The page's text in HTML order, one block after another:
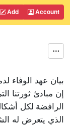
Add Account
بيان عهد الوفاء
إن مبادئ ثورتنا
الرافضة لكل
الذي يتعرض له